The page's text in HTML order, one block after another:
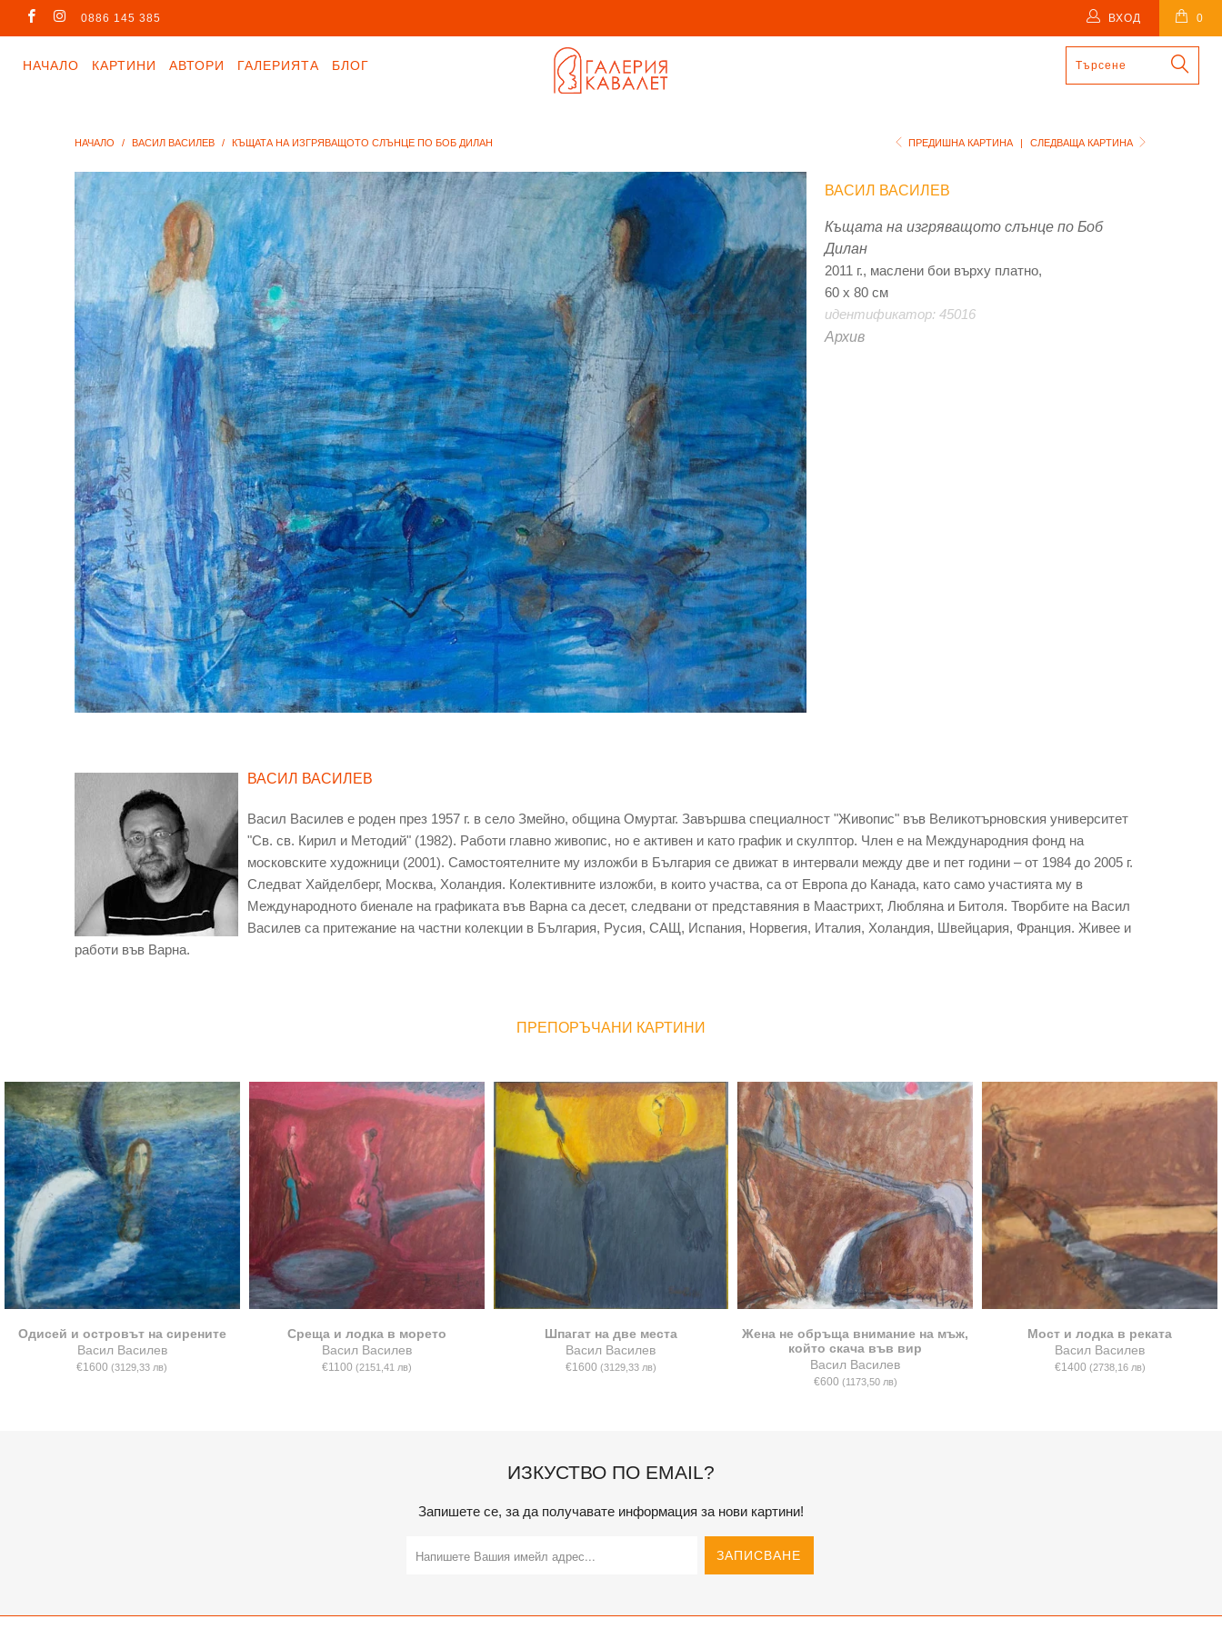
0886 145 385 0
ВХОД
НАЧАЛО КАРТИНИ АВТОРИ ГАЛЕРИЯТА БЛОГ
ПРЕДИШНА КАРТИНА СЛЕДВАЩА КАРТИНА
НАЧАЛО / ВАСИЛ ВАСИЛЕВ / КЪЩАТА НА ИЗГРЯВАЩОТО СЛЪНЦЕ ПО БОБ ДИЛАН
ВАСИЛ ВАСИЛЕВ
Къщата на изгряващото слънце по Боб
Дилан
2011 г., маслени бои върху платно,
60 х 80 см
идентификатор: 45016
Архив
ВАСИЛ ВАСИЛЕВ
Васил Василев е роден през 1957 г. в село Змейно, община Омуртаг. Завършва специалност "Живопис" във Великотърновския университет
"Св. св. Кирил и Методий" (1982). Работи главно живопис, но е активен и като график и скулптор. Член е на Международния фонд на
московските художници (2001). Самостоятелните му изложби в България се движат в интервали между две и пет години – от 1984 до 2005 г.
Следват Хайделберг, Москва, Холандия. Колективните изложби, в които участва, са от Европа до Канада, като само участията му в
Международното биенале на графиката във Варна са десет, следвани от представяния в Маастрихт, Любляна и Битоля. Творбите на Васил
Василев са притежание на частни колекции в България, Русия, САЩ, Испания, Норвегия, Италия, Холандия, Швейцария, Франция. Живее и
работи във Варна.
ПРЕПОРЪЧАНИ КАРТИНИ
Одисей и островът на сирените
Васил Василев
€1600(3129,33 лв)
Среща и лодка в морето
Васил Василев
€1100 (2151,41 лв)
Шпагат на две места
Васил Василев
€1600 (3129,33 лв)
Жена не обръща внимание на мъж,
който скача във вир
Васил Василев
€600 (1173,50 лв)
Мост и лодка в реката
Васил Василев
€1400 (2738,16 лв)
ИЗКУСТВО ПО EMAIL?
Запишете се, за да получавате информация за нови картини!